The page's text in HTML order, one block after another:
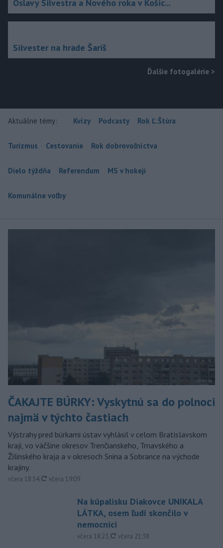
Oslavy Silvestra a Nového roka v Košic...
Silvester na hrade Šariš
Ďalšie fotogalérie >
Aktuálne témy: Kvízy Podcasty Rok Ľ.Štúra
Turizmus Cestovanie Rok dobrovoľníctva
Dielo týždňa Referendum MS v hokeji
Komunálne voľby
ČAKAJTE BÚRKY: Vyskytnú sa do polnoci
najmä v týchto častiach
Výstrahy pred búrkami ústav vyhlásil v celom Bratislavskom
kraji, vo väčšine okresov Trenčianskeho, Trnavského a
Žilinského kraja a v okresoch Snina a Sobrance na východe
krajiny.
včera 18:54, aktualizované
včera 19:09
Na kúpalisku Diakovce UNIKALA
LÁTKA, osem ľudí skončilo v
nemocnici
včera 18:23, aktualizované
včera 21:38